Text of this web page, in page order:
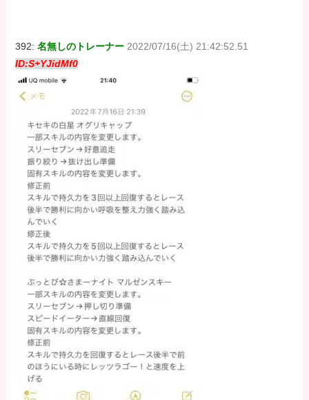
392:名無しのトレーナー 2022/07/16(土) 21:42:52.51
ID:S+YJidMf0